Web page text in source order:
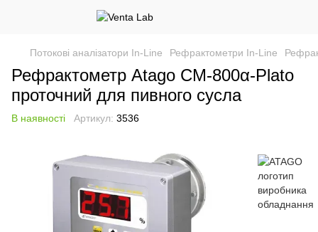
Потокові аналізатори In-Line Рефрактометри In-Line
Рефрактометр Atago CM-800α-Plato
проточний для пивного сусла
В наявності Артикул: 3536